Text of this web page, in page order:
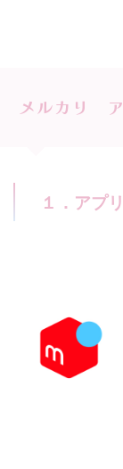
メルカリ
１．アプ